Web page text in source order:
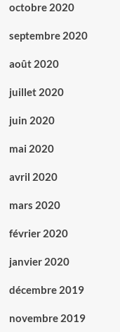
octobre 2020
septembre 2020
août 2020
juillet 2020
juin 2020
mai 2020
avril 2020
mars 2020
février 2020
janvier 2020
décembre 2019
novembre 2019